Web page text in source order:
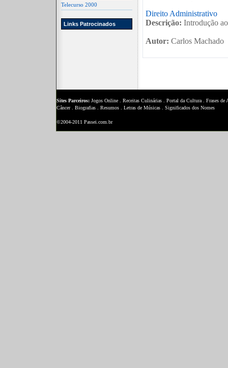
Telecurso 2000
Links Patrocinados
Direito Administrativo
Descrição: Introdução
Autor: Carlos Machado
Sites Parceiros: Jogos Online Receitas Culinárias Portal da Cultura
Frases de
Câncer. Biografias Resumos Letras de Músicas Significados dos Nomes
©2004-2011 Passei.com.br